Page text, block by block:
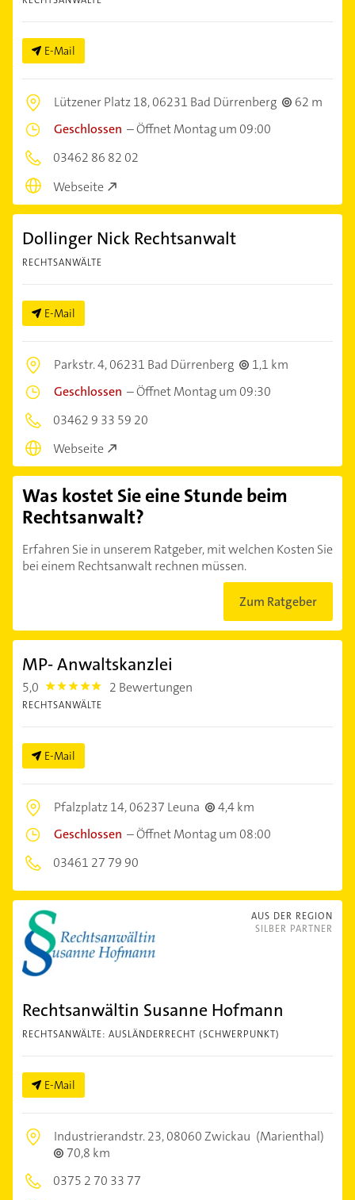
E-Mail
Lützener Platz 18,06231 Bad Dürrenberg
62 m
Geschlossen –Öffnet Montag um 09:00
03462 86 82 02
Webseite
Dollinger Nick Rechtsanwalt
RECHTSANWÄLTE
E-Mail
Parkstr. 4,06231 Bad Dürrenberg
1,1 km
Geschlossen –Öffnet Montag um 09:30
03462 9 33 59 20
Webseite
Was kostet Sie eine Stunde beim
Rechtsanwalt?
Erfahren Sie in unserem Ratgeber, mit welchen Kosten Sie
bei einem Rechtsanwalt rechnen müssen.
Zum Ratgeber
MP- Anwaltskanzlei
5,0 5.0 2 Bewertungen
RECHTSANWÄLTE
E-Mail
Pfalzplatz 14,06237 Leuna
4,4 km
Geschlossen –Öffnet Montag um 08:00
03461 27 79 90
AUS DER REGION
SILBER PARTNER
Rechtsanwältin Susanne Hofmann
RECHTSANWÄLTE: AUSLÄNDERRECHT (SCHWERPUNKT)
E-Mail
Industrierandstr. 23,08060 Zwickau (Marienthal)
70,8 km
0375 2 70 33 77